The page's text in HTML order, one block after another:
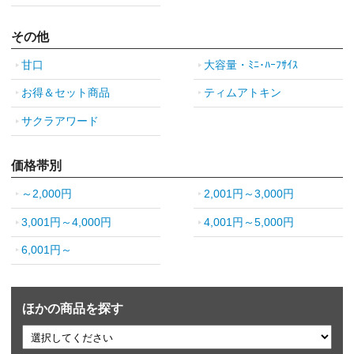
その他
甘口 大容量・ﾐﾆ･ﾊｰﾌｻｲｽ
お得＆セット商品 ティムアトキン
サクラアワード
価格帯別
～2,000円 2,001円～3,000円
3,001円～4,000円 4,001円～5,000円
6,001円～
ほかの商品を探す